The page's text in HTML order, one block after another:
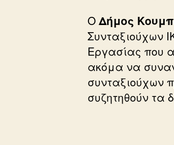
Ο Δήμος
Συνταξιούχων
Εργασίας που
ακόμα να
συνταξιούχων
συζητηθούν τα